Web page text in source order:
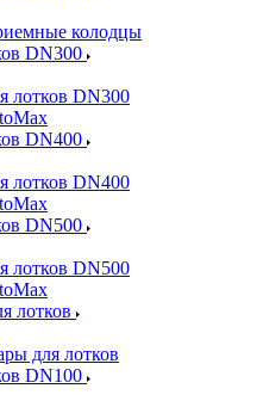
колодцы
DN300
лотков DN300
DN400
лотков DN400
DN500
лотков DN500
лотков
для лотков
DN100